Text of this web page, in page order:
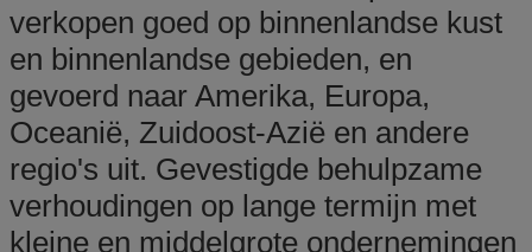
verkopen goed op binnenlandse kust
en binnenlandse gebieden, en
gevoerd naar Amerika, Europa,
Oceanië, Zuidoost-Azië en andere
regio's uit. Gevestigde behulpzame
verhoudingen op lange termijn met
kleine en middelgrote ondernemingen